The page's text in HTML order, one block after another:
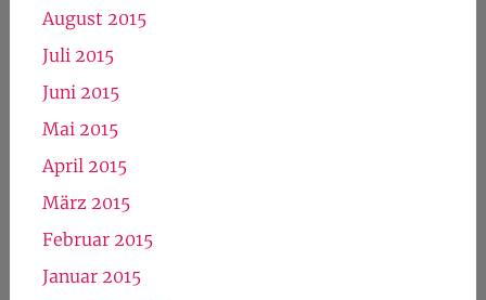
August 2015
Juli 2015
Juni 2015
Mai 2015
April 2015
März 2015
Februar 2015
Januar 2015